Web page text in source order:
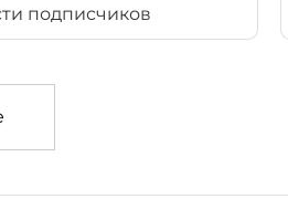
подписчиков